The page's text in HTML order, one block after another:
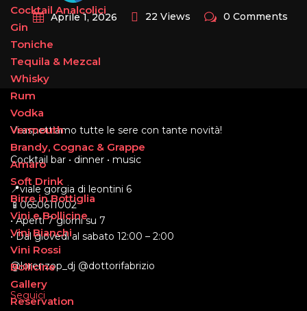
Cocktail Analcolici
Gin
Toniche
Tequila & Mezcal
Whisky
Rum
Vodka
Vermouth
Brandy, Cognac & Grappe
Amaro
Soft Drink
Birre in Bottiglia
Vini e Bollicine
Vini Bianchi
Vini Rossi
Bollicine
Gallery
Reservation
Aprile 1, 2026 22 Views 0 Comments
Vi aspettiamo tutte le sere con tante novità!
Cocktail bar • dinner • music
📍viale gorgia di leontini 6
📱0650611002
• Aperti 7 giorni su 7
• Dal giovedì al sabato 12:00 – 2:00
@lorenzop_dj @dottorifabrizio
Seguici